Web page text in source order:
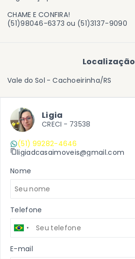
CHAME E CONFIRA!
(51)98046-6373 ou (51)3137-9090
Localização
Vale do Sol - Cachoeirinha/RS
Ligia
CRECI - 73538
(51) 99282-4646
ligiadcasaimoveis@gmail.com
Nome
Telefone
E-mail